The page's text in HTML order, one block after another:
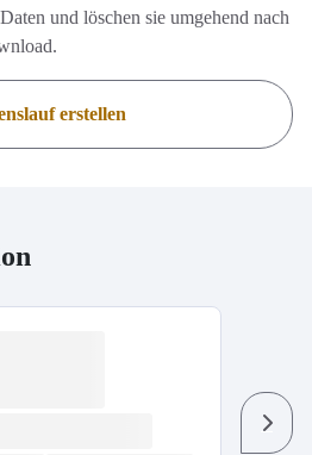
und löschen sie umgehend nach
erstellen
Next